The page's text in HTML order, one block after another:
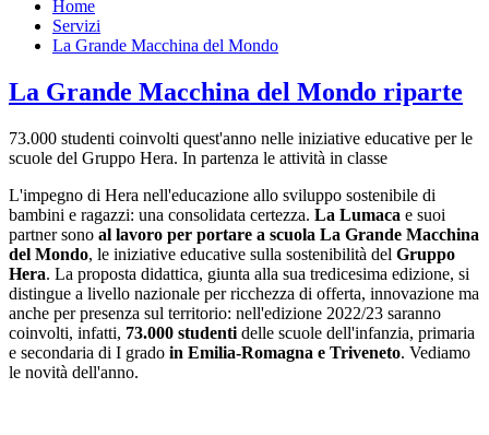
Home
Servizi
La Grande Macchina del Mondo
La Grande Macchina del Mondo riparte
73.000 studenti coinvolti quest'anno nelle iniziative educative per le
scuole del Gruppo Hera. In partenza le attività in classe
L'impegno di Hera nell'educazione allo sviluppo sostenibile di
bambini e ragazzi: una consolidata certezza. La Lumaca e suoi
partner sono al lavoro per portare a scuola La Grande Macchina
del Mondo, le iniziative educative sulla sostenibilità del Gruppo
Hera. La proposta didattica, giunta alla sua tredicesima edizione, si
distingue a livello nazionale per ricchezza di offerta, innovazione ma
anche per presenza sul territorio: nell'edizione 2022/23 saranno
coinvolti, infatti, 73.000 studenti delle scuole dell'infanzia, primaria
e secondaria di I grado in Emilia-Romagna e Triveneto. Vediamo
le novità dell'anno.